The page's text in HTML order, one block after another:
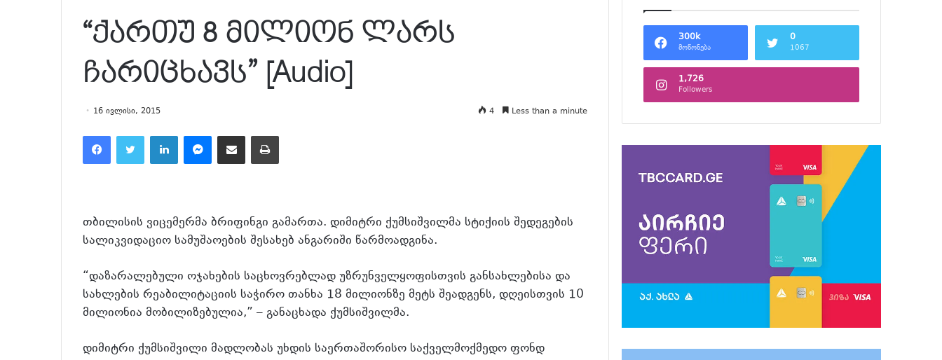
“ქართუ 8 მილიონ ლარს
ჩარიცხავს” [Audio]
16 ივლისი, 2015 4 Less than a minute
თბილისის ვიცემერმა ბრიფინგი გამართა. დიმიტრი ქუმსიშვილმა სტიქიის შედეგების
სალიკვიდაციო სამუშაოების შესახებ ანგარიში წარმოადგინა.
“დაზარალებული ოჯახების საცხოვრებლად უზრუნველყოფისთვის განსახლებისა და
სახლების რეაბილიტაციის საჭირო თანხა 18 მილიონზე მეტს შეადგენს, დღეისთვის 10
მილიონია მობილიზებულია,” – განაცხადა ქუმსიშვილმა.
დიმიტრი ქუმსიშვილი მადლობას უხდის საერთაშორისო საქველმოქმედო ფონდ
300k
მოწონება
0
1067
1,726
Followers